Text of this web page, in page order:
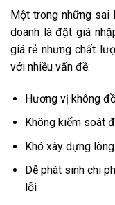
Một trong những sai
doanh là đặt giá
giá rẻ nhưng chất
với nhiều vấn đề:
Hương vị không
Không kiểm soát
Khó xây dựng
Dễ phát sinh chi
lỗi